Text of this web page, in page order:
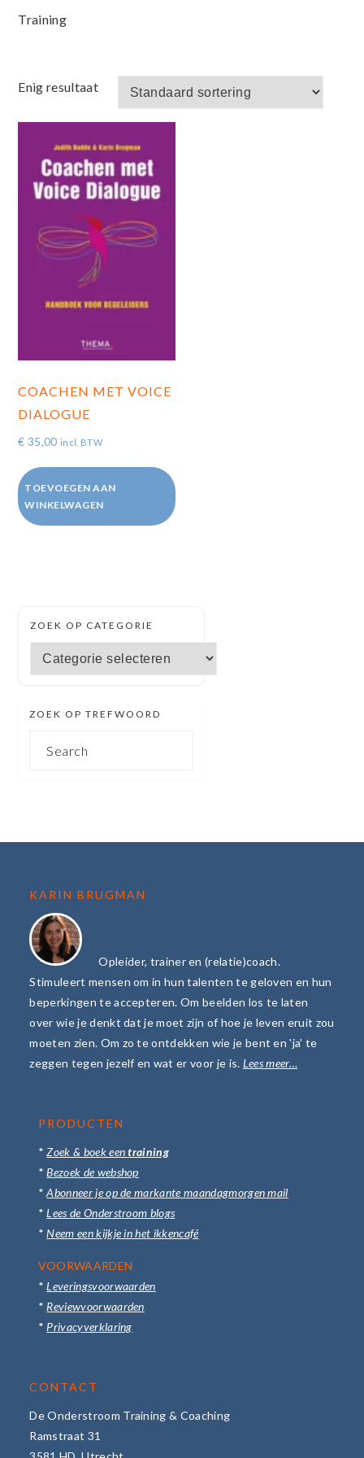
Training
Enig resultaat
COACHEN MET VOICE
DIALOGUE
€ 35,00 incl. BTW
TOEVOEGEN AAN
WINKELWAGEN
SECUNDAIRE
SIDEBAR
ZOEK OP CATEGORIE
Zoek
op
ZOEK OP TREFWOORD
FOOTER
KARIN BRUGMAN
Opleider, trainer en (relatie)coach.
Stimuleert mensen om in hun talenten te geloven en hun
beperkingen te accepteren. Om beelden los te laten
over wie je denkt dat je moet zijn of hoe je leven eruit zou
moeten zien. Om zo te ontdekken wie je bent en 'ja' te
zeggen tegen jezelf en wat er voor je is. Lees meer…
PRODUCTEN
*Zoek & boek eentraining
*Bezoek de webshop
*Abonneer je op de markante maandagmorgen mail
*Lees de Onderstroom blogs
*Neem een kijkje in het ikkencafé
VOORWAARDEN
*Leveringsvoorwaarden
* Reviewvoorwaarden
* Privacyverklaring
CONTACT
De Onderstroom Training & Coaching
Ramstraat 31